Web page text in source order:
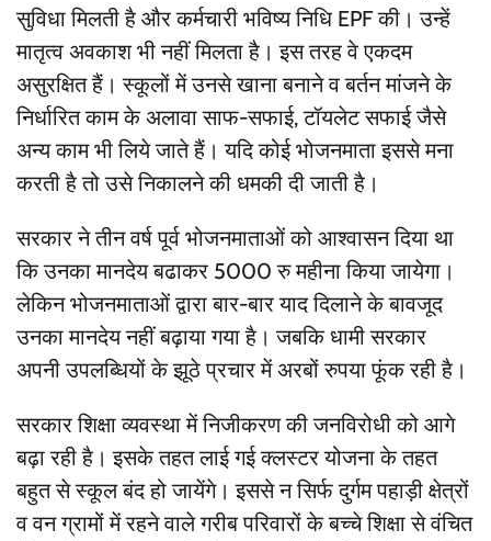
सुविधा मिलती है और कर्मचारी भविष्य निधि EPF की। उन्हें
मातृत्व अवकाश भी नहीं मिलता है। इस तरह वे एकदम
असुरक्षित हैं। स्कूलों में उनसे खाना बनाने व बर्तन मांजने के
निर्धारित काम के अलावा साफ-सफाई, टॉयलेट सफाई जैसे
अन्य काम भी लिये जाते हैं। यदि कोई भोजनमाता इससे मना
करती है तो उसे निकालने की धमकी दी जाती है।
सरकार ने तीन वर्ष पूर्व भोजनमाताओं को आश्वासन दिया था
कि उनका मानदेय बढाकर 5000 रु महीना किया जायेगा।
लेकिन भोजनमाताओं द्वारा बार-बार याद दिलाने के बावजूद
उनका मानदेय नहीं बढ़ाया गया है। जबकि धामी सरकार
अपनी उपलब्धियों के झूठे प्रचार में अरबों रुपया फूंक रही है।
सरकार शिक्षा व्यवस्था में निजीकरण की जनविरोधी को आगे
बढ़ा रही है। इसके तहत लाई गई क्लस्टर योजना के तहत
बहुत से स्कूल बंद हो जायेंगे। इससे न सिर्फ दुर्गम पहाड़ी क्षेत्रों
व वन ग्रामों में रहने वाले गरीब परिवारों के बच्चे शिक्षा से वंचित